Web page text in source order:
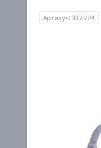
Артикул: 337-224